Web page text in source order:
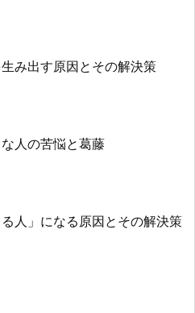
生み出す原因とその解決策
な人の苦悩と葛藤
る人」になる原因とその解決策